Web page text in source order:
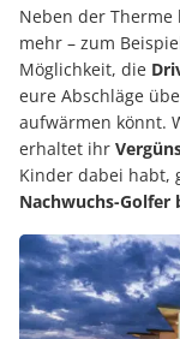
Neben der Therme
mehr – zum
Möglichkeit, die
eure Abschläge
aufwärmen könnt.
erhaltet ihr
Kinder dabei habt,
Nachwuchs-Golfer